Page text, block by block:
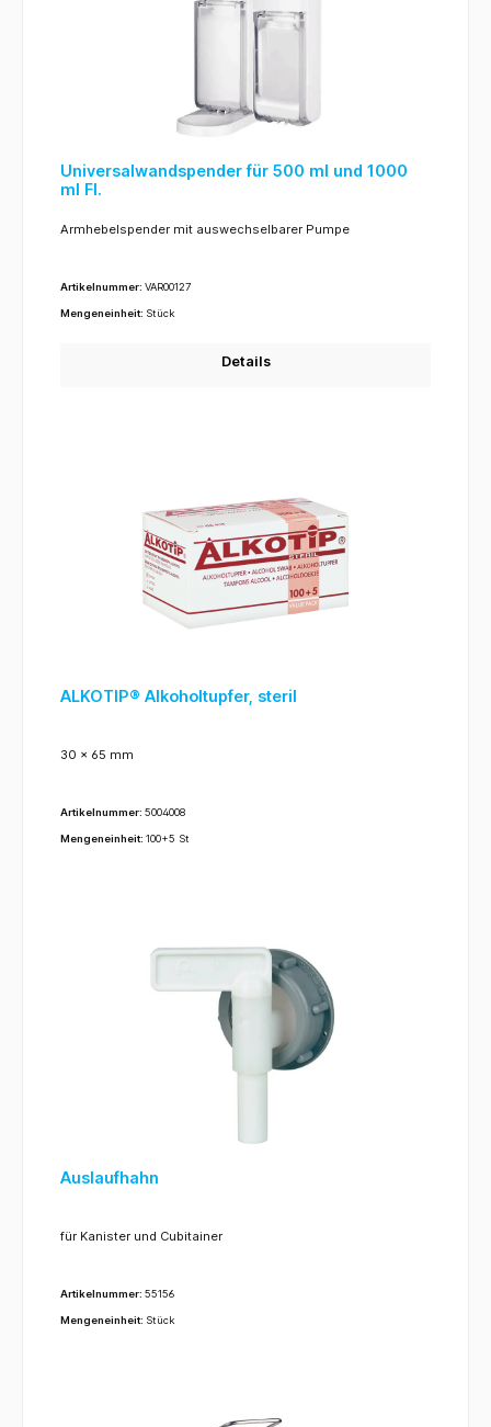
Universalwandspender für 500 ml und 1000
ml Fl.
Armhebelspender mit auswechselbarer Pumpe
Artikelnummer: VAR00127
Mengeneinheit: Stück
Details
ALKOTIP® Alkoholtupfer, steril
30 x 65 mm
Artikelnummer: 5004008
Mengeneinheit: 100+5 St
Auslaufhahn
für Kanister und Cubitainer
Artikelnummer: 55156
Mengeneinheit: Stück